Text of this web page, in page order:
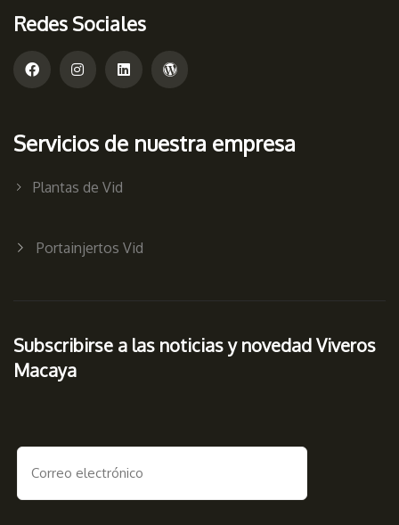
Redes Sociales
Servicios de nuestra empresa
Plantas de Vid
Portainjertos Vid
Subscribirse a las noticias y novedad Viveros
Macaya